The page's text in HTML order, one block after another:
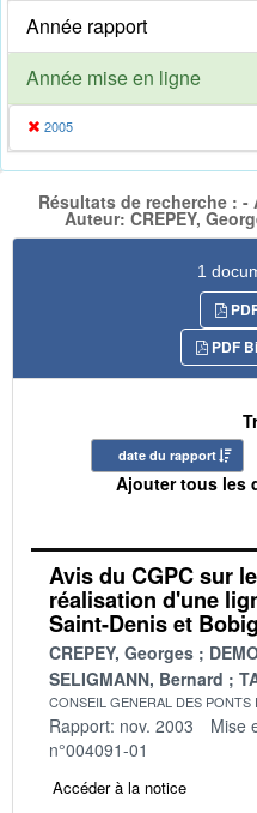
Année rapport
Année mise en ligne
2005
Résultats de recherche : -
Auteur: CREPEY,
1
PDF
date du rapport
Ajouter tous les
Avis du CGPC sur
réalisation d'une
Saint-Denis et
CREPEY, Georges
SELIGMANN, Bernard
CONSEIL GENERAL DES PONTS
Rapport: nov. 2003 Mise
n°004091-01
Accéder à la notice